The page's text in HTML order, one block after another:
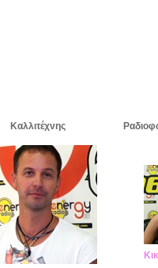
Καλλιτέχνης